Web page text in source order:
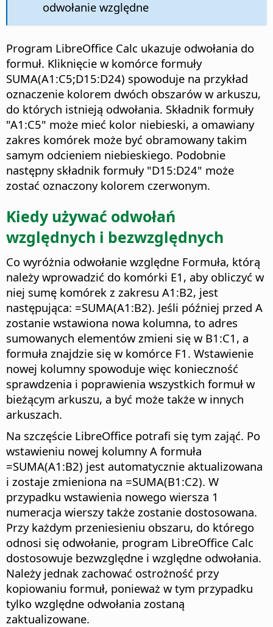
odwołanie względne
Program LibreOffice Calc ukazuje odwołania do
formuł. Kliknięcie w komórce formuły
SUMA(A1:C5;D15:D24) spowoduje na przykład
oznaczenie kolorem dwóch obszarów w arkuszu,
do których istnieją odwołania. Składnik formuły
"A1:C5" może mieć kolor niebieski, a omawiany
zakres komórek może być obramowany takim
samym odcieniem niebieskiego. Podobnie
następny składnik formuły "D15:D24" może
zostać oznaczony kolorem czerwonym.
Kiedy używać odwołań
względnych i bezwzględnych
Co wyróżnia odwołanie względne Formuła, którą
należy wprowadzić do komórki E1, aby obliczyć w
niej sumę komórek z zakresu A1:B2, jest
następująca: =SUMA(A1:B2). Jeśli później przed A
zostanie wstawiona nowa kolumna, to adres
sumowanych elementów zmieni się w B1:C1, a
formuła znajdzie się w komórce F1. Wstawienie
nowej kolumny spowoduje więc konieczność
sprawdzenia i poprawienia wszystkich formuł w
bieżącym arkuszu, a być może także w innych
arkuszach.
Na szczęście LibreOffice potrafi się tym zająć. Po
wstawieniu nowej kolumny A formuła
=SUMA(A1:B2) jest automatycznie aktualizowana
i zostaje zmieniona na =SUMA(B1:C2). W
przypadku wstawienia nowego wiersza 1
numeracja wierszy także zostanie dostosowana.
Przy każdym przeniesieniu obszaru, do którego
odnosi się odwołanie, program LibreOffice Calc
dostosowuje bezwzględne i względne odwołania.
Należy jednak zachować ostrożność przy
kopiowaniu formuł, ponieważ w tym przypadku
tylko względne odwołania zostaną
zaktualizowane.